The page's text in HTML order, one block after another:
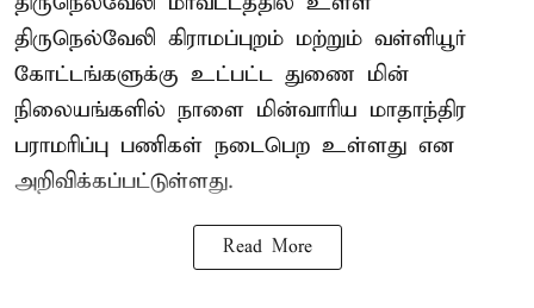
திருநெல்வேலி கிராமப்புறம் மற்றும் வள்ளியூர்
கோட்டங்களுக்கு உட்பட்ட துணை மின்
நிலையங்களில் நாளை மின்வாரிய மாதாந்திர
பராமரிப்பு பணிகள் நடைபெற உள்ளது என
அறிவிக்கப்பட்டுள்ளது.
Read More